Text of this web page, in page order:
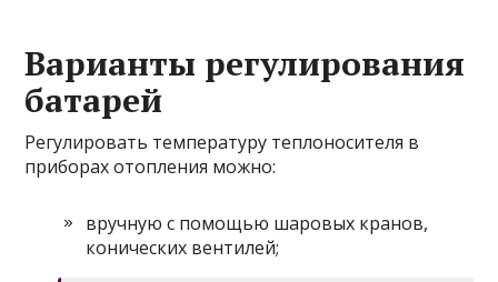
Варианты регулирования
батарей
Регулировать температуру теплоносителя в
приборах отопления можно:
вручную с помощью шаровых кранов,
конических вентилей;